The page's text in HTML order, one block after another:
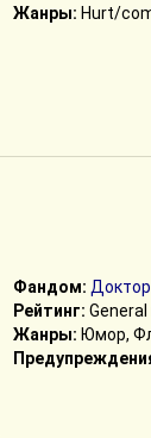
Жанры: Hurt/
Фандом:
Рейтинг: General
Жанры: Юмор,